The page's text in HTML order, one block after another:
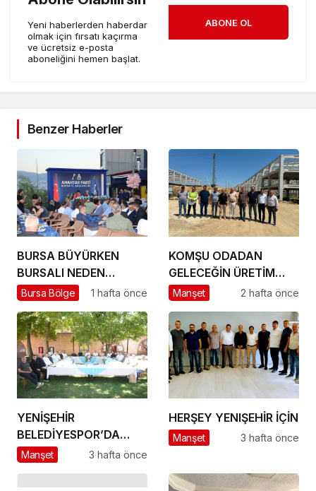
Yeni haberlerden haberdar
olmak için fırsatı kaçırma
ve ücretsiz e-posta
aboneliğini hemen başlat.
ABONE OL
Benzer Haberler
BURSA BÜYÜRKEN
BURSALI NEDEN
YOKSULLAŞIYOR
Bursa Bölge 1 hafta önce
KOMŞU ODADAN
GELECEĞİN ÜRETİM
ÜSSÜ YESAN’A
Manşet 2 hafta önce
YENİŞEHİR
BELEDİYESPOR’DA
GÜÇLÜ YÖNETİM,
Manşet 3 hafta önce
HERŞEY YENIŞEHİR İÇİN
Manşet 3 hafta önce